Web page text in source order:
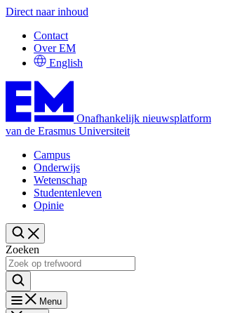
Direct naar inhoud
Contact
Over EM
English
Onafhankelijk nieuwsplatform
van de Erasmus Universiteit
Campus
Onderwijs
Wetenschap
Studentenleven
Opinie
Zoeken
Menu